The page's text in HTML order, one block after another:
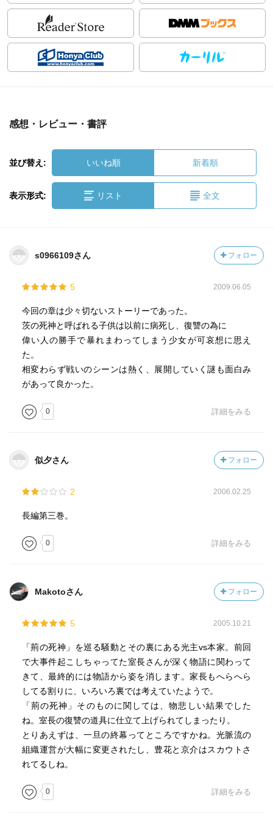
感想・レビュー・書評
並び替え: いいね順 新着順
表示形式: リスト 全文
s0966109さん フォロー
5 2009.06.05
今回の章は少々切ないストーリーであった。
茨の死神と呼ばれる子供は以前に病死し、復讐の為に
偉い人の勝手で暴れまわってしまう少女が可哀想に思え
た。
相変わらず戦いのシーンは熱く、展開していく謎も面白み
があって良かった。
0 詳細をみる
似夕さん フォロー
2 2006.02.25
長編第三巻。
0 詳細をみる
Makotoさん フォロー
5 2005.10.21
「荊の死神」を巡る騒動とその裏にある光主vs本家。前回
で大事件起こしちゃってた室長さんが深く物語に関わって
きて、最終的には物語から姿を消します。家長もへらへら
してる割りに、いろいろ裏では考えていたようで。
「荊の死神」そのものに関しては、物悲しい結果でした
ね。室長の復讐の道具に仕立て上げられてしまったり。
とりあえずは、一旦の終幕ってところですかね。光脈流の
組織運営が大幅に変更されたし、豊花と京介はスカウトさ
れてるしね。
0 詳細をみる